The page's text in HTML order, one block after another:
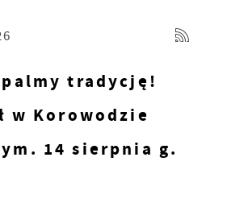
tradycję!
w Korowodzie
14 sierpnia g.